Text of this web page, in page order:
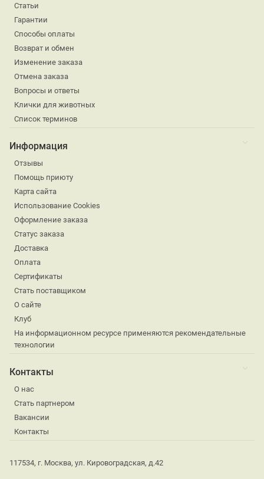
Статьи
Гарантии
Способы оплаты
Возврат и обмен
Изменение заказа
Отмена заказа
Вопросы и ответы
Клички для животных
Список терминов
Информация
Отзывы
Помощь приюту
Карта сайта
Использование Cookies
Оформление заказа
Статус заказа
Доставка
Оплата
Сертификаты
Стать поставщиком
О сайте
Клуб
На информационном ресурсе применяются рекомендательные
технологии
Контакты
О нас
Стать партнером
Вакансии
Контакты
117534, г. Москва, ул. Кировоградская, д.42